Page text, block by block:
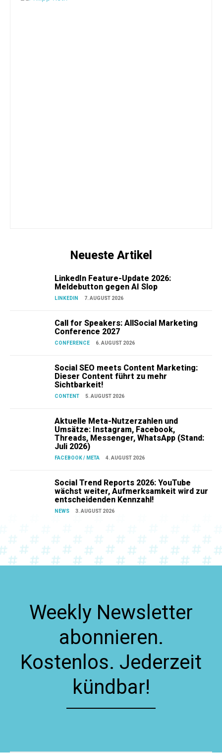
Neueste Artikel
LinkedIn Feature-Update 2026:
Meldebutton gegen AI Slop
LINKEDIN 7. AUGUST 2026
Call for Speakers: AllSocial Marketing
Conference 2027
CONFERENCE 6. AUGUST 2026
Social SEO meets Content Marketing:
Dieser Content führt zu mehr
Sichtbarkeit!
CONTENT 5. AUGUST 2026
Aktuelle Meta-Nutzerzahlen und
Umsätze: Instagram, Facebook,
Threads, Messenger, WhatsApp (Stand:
Juli 2026)
FACEBOOK / META 4. AUGUST 2026
Social Trend Reports 2026: YouTube
wächst weiter, Aufmerksamkeit wird zur
entscheidenden Kennzahl!
NEWS 3. AUGUST 2026
Weekly Newsletter
abonnieren.
Kostenlos. Jederzeit
kündbar!